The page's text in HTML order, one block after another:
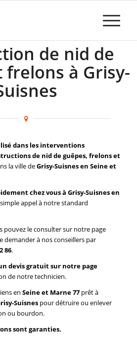
de nid de
frelons à Grisy-
dans les interventions
de nid de guêpes, frelons et
la ville deGrisy-Suisnes en Seine et
chez vous à Grisy-Suisnes en
appel à notre standard
pouvez le consulter sur notre page
demander à nos conseillers par
86.
devis gratuit sur notre page
de notre technicien.
en Seine et Marne 77 prêt à
Suisnes pour détruire ou enlever
ou bourdon.
sont garanties.